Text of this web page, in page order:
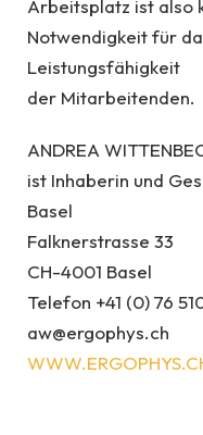
Arbeitsplatz ist also
Notwendigkeit für
Leistungsfähigkeit
der Mitarbeitenden.
ANDREA
ist Inhaberin und
Basel
Falknerstrasse 33
CH-4001 Basel
Telefon +41 (0) 76
aw@ergophys.ch